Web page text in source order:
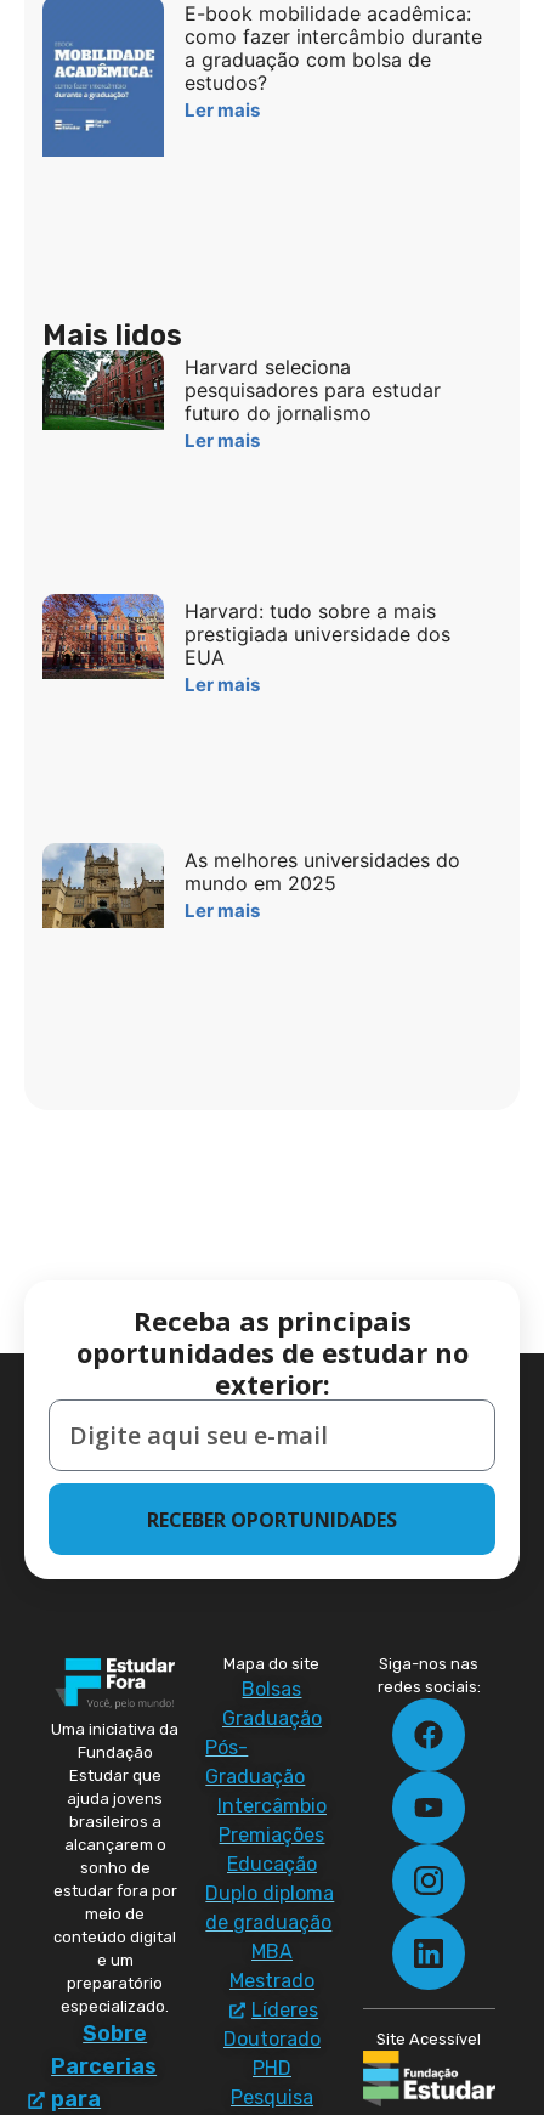
E-book mobilidade acadêmica:
como fazer intercâmbio durante
a graduação com bolsa de
estudos?
Ler mais
Mais lidos
Harvard seleciona
pesquisadores para estudar
futuro do jornalismo
Ler mais
Harvard: tudo sobre a mais
prestigiada universidade dos
EUA
Ler mais
As melhores universidades do
mundo em 2025
Ler mais
Receba as principais
oportunidades de estudar no
exterior:
RECEBER OPORTUNIDADES
Uma iniciativa da
Fundação
Estudar que
ajuda jovens
brasileiros a
alcançarem o
sonho de
estudar fora por
meio de
conteúdo digital
e um
preparatório
especializado.
Sobre
Parcerias
para
Mapa do site
Bolsas
Graduação
Pós-
Graduação
Intercâmbio
Premiações
Educação
Duplo diploma
de graduação
MBA
Mestrado
Líderes
Doutorado
PHD
Pesquisa
Siga-nos nas
redes sociais:
Site Acessível